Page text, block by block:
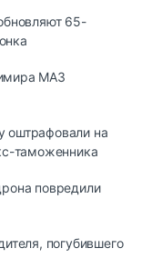
65-
МАЗ
оштрафовали на
таможенника
повредили
погубившего